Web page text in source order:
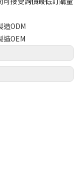
造ODM
造OEM